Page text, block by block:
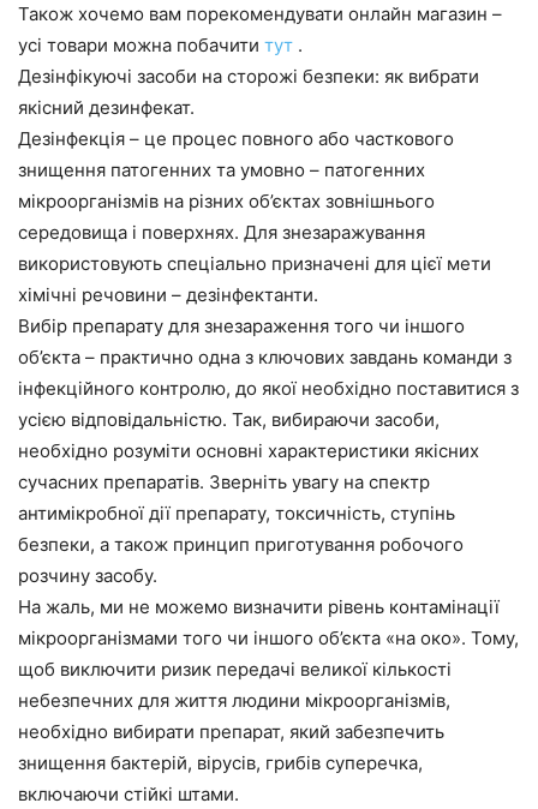
Також хочемо вам порекомендувати онлайн магазин –
усі товари можна побачити тут .
Дезінфікуючі засоби на сторожі безпеки: як вибрати
якісний дезинфекат.
Дезінфекція – це процес повного або часткового
знищення патогенних та умовно – патогенних
мікроорганізмів на різних об’єктах зовнішнього
середовища і поверхнях. Для знезаражування
використовують спеціально призначені для цієї мети
хімічні речовини – дезінфектанти.
Вибір препарату для знезараження того чи іншого
об’єкта – практично одна з ключових завдань команди з
інфекційного контролю, до якої необхідно поставитися з
усією відповідальністю. Так, вибираючи засоби,
необхідно розуміти основні характеристики якісних
сучасних препаратів. Зверніть увагу на спектр
антимікробної дії препарату, токсичність, ступінь
безпеки, а також принцип приготування робочого
розчину засобу.
На жаль, ми не можемо визначити рівень контамінації
мікроорганізмами того чи іншого об’єкта «на око». Тому,
щоб виключити ризик передачі великої кількості
небезпечних для життя людини мікроорганізмів,
необхідно вибирати препарат, який забезпечить
знищення бактерій, вірусів, грибів суперечка,
включаючи стійкі штами.